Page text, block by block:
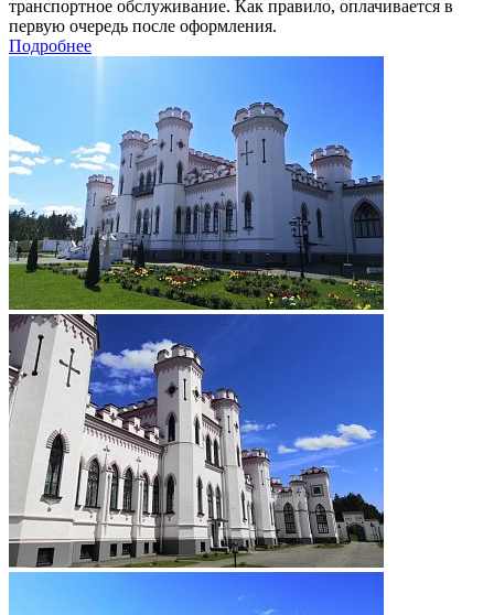
транспортное обслуживание. Как правило, оплачивается в
первую очередь после оформления.
Подробнее